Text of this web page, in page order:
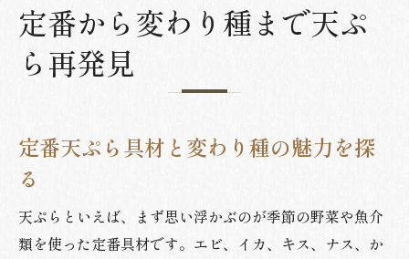
定番から変わり種まで天ぷ
ら再発見
定番天ぷら具材と変わり種の魅力を探
る
天ぷらといえば、まず思い浮かぶのが季節の野菜や魚介
類を使った定番具材です。エビ、イカ、キス、ナス、か